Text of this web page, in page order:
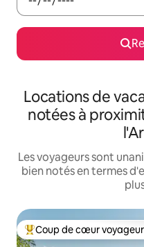
Locations de
notées à
Les voyageurs sont
bien notés en termes
Coups de cœur
Coup de cœur